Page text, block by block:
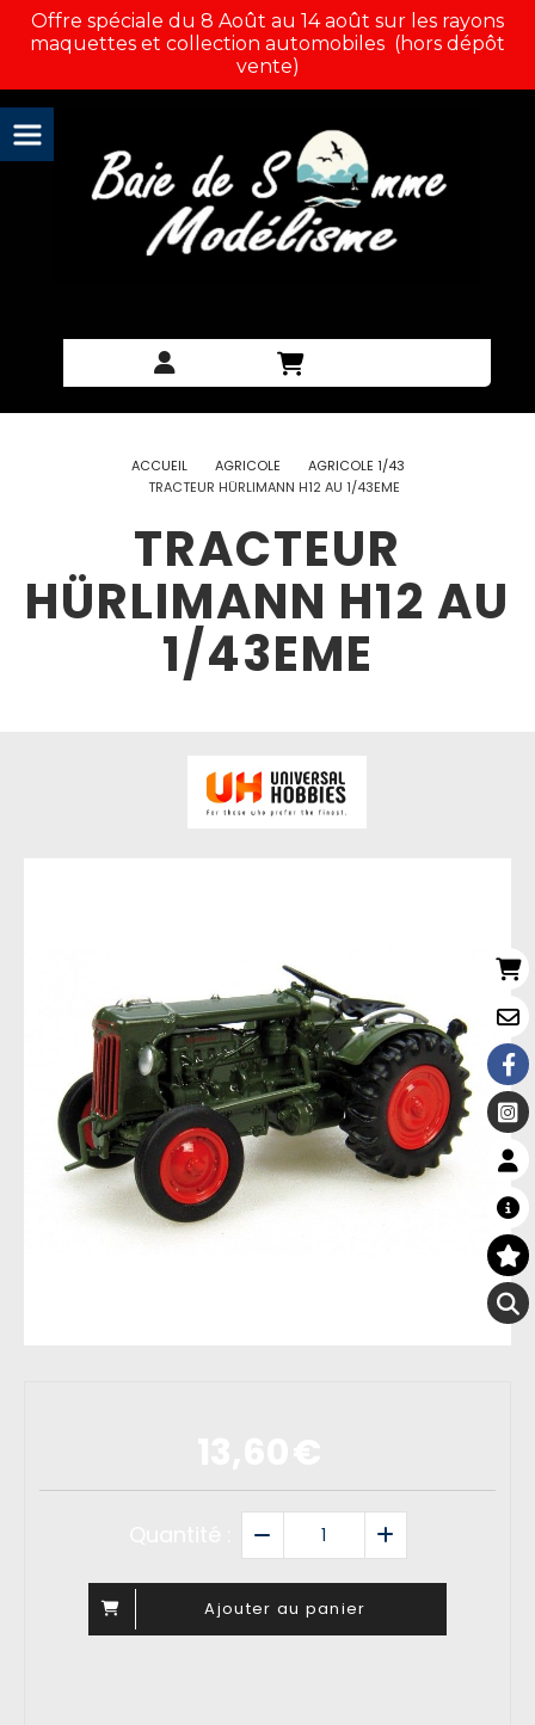
Offre spéciale du 8 Août au 14 août sur les rayons
maquettes et collection automobiles (hors dépôt
vente)
ACCUEIL AGRICOLE
AGRICOLE 1/43
TRACTEUR HÜRLIMANN H12 AU 1/43EME
TRACTEUR
HÜRLIMANN H12 AU
1/43EME
Ajouter au panier
Panneau de gestion des cookies